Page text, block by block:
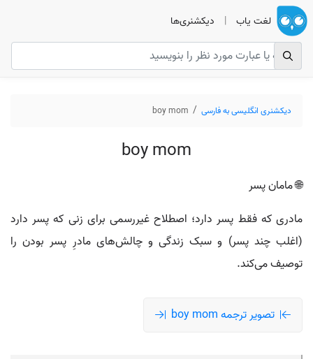
لغت یاب | دیکشنری‌ها
دیکشنری انگلیسی به فارسی boy mom
boy mom
🌐 مامان پسر
مادری که فقط پسر دارد؛ اصطلاح غیررسمی برای زنی که پسر دارد
(اغلب چند پسر) و سبک زندگی و چالش‌های مادرِ پسر بودن را
توصیف می‌کند.
تصویر ترجمه boy mom